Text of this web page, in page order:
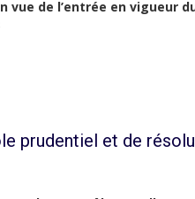
vue de l’entrée en
prudentiel et de